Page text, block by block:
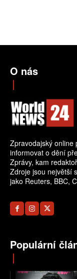
O nás
Zpravodajský online
informovat o dění
Zprávy, kam
Zdroje jsou největší
jako Reuters, BBC,
Populární